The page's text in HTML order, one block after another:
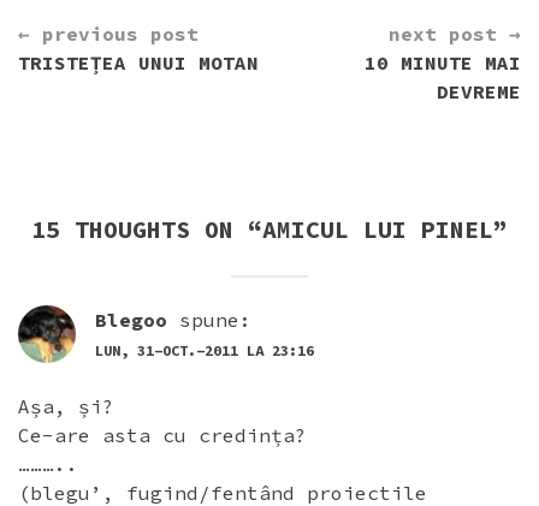
CONTINUE
READING
← previous post
TRISTEȚEA UNUI MOTAN
next post →
10 MINUTE MAI
DEVREME
15 THOUGHTS ON “AMICUL LUI PINEL”
Blegoo spune:
LUN, 31-OCT.-2011 LA 23:16
Așa, și?
Ce-are asta cu credința?
………..
(blegu’, fugind/fentând proiectile